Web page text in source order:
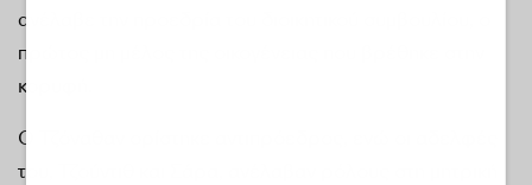
ανέλαβε την προεδρία του διοικητικού συμβουλίου, ο
πρώτος μη μέλος της οικογένειας που βρέθηκε στην
κορυφή.
Ο Τζόναθαν ορίστηκε αντιπρόεδρος, ενώ οι αδελφές
του, Τζούντιθ και Σάρα, ανέλαβαν ρόλους στη μητρική